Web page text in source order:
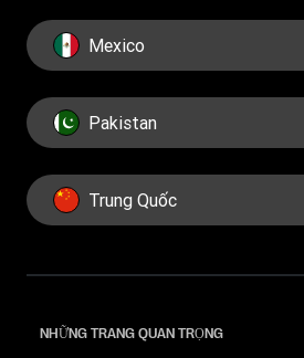
Mexico
Pakistan
Trung Quốc
NHỮNG TRANG QUAN TRỌNG